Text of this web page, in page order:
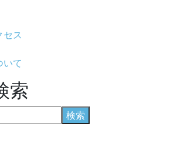
セス
いて
索